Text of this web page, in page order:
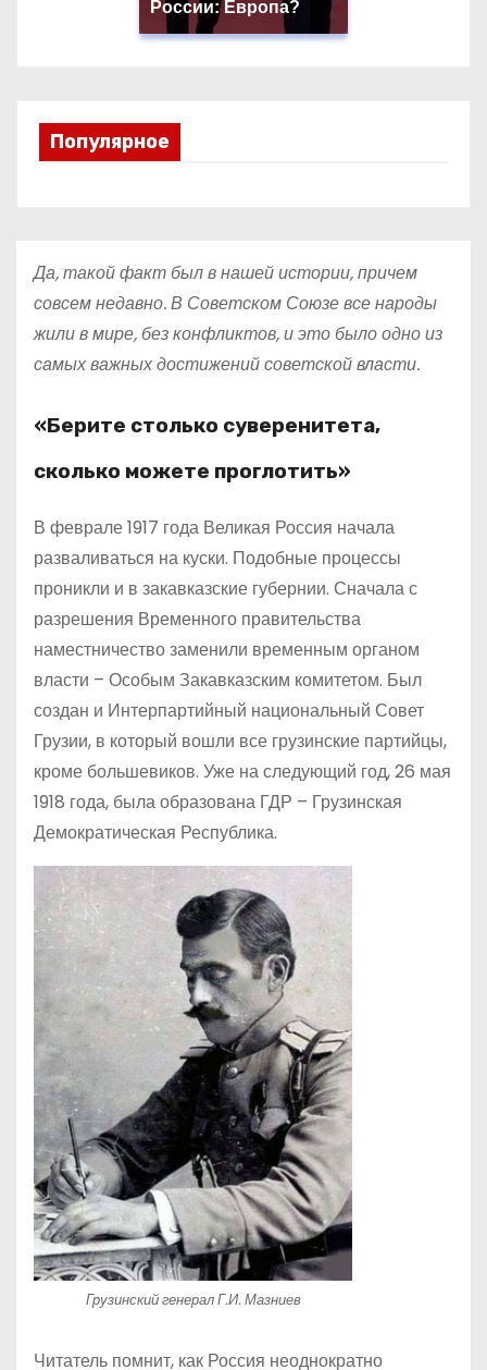
России: Европа?
Популярное
Да, такой факт был в нашей истории, причем
совсем недавно. В Советском Союзе все народы
жили в мире, без конфликтов, и это было одно из
самых важных достижений советской власти.
«Берите столько суверенитета,
сколько можете проглотить»
В феврале 1917 года Великая Россия начала
разваливаться на куски. Подобные процессы
проникли и в закавказские губернии. Сначала с
разрешения Временного правительства
наместничество заменили временным органом
власти – Особым Закавказским комитетом. Был
создан и Интерпартийный национальный Совет
Грузии, в который вошли все грузинские партийцы,
кроме большевиков. Уже на следующий год, 26 мая
1918 года, была образована ГДР – Грузинская
Демократическая Республика.
Грузинский генерал Г.И. Мазниев
Читатель помнит, как Россия неоднократно